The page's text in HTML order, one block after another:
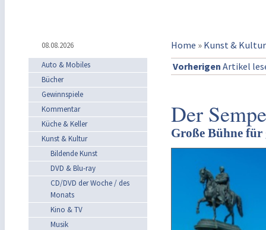
08.08.2026 Home »Kunst & Kultur
Auto & Mobiles
Bücher
Gewinnspiele
Kommentar
Küche & Keller
Kunst & Kultur
Bildende Kunst
DVD & Blu-ray
CD/DVD der Woche / des
Monats
Kino & TV
Musik
Vorherigen Artikel
Der
Große Bühne